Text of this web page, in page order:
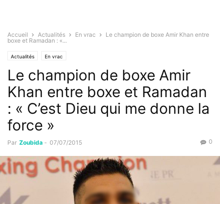
Accueil Actualités En vrac
Le champion de boxe Amir Khan entre
boxe et Ramadan : «...
Actualités En vrac
Le champion de boxe Amir
Khan entre boxe et Ramadan
: « C’est Dieu qui me donne la
force »
Par Zoubida - 07/07/2015 0